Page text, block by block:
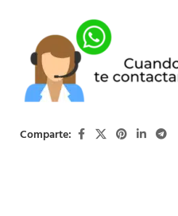
Comparte: